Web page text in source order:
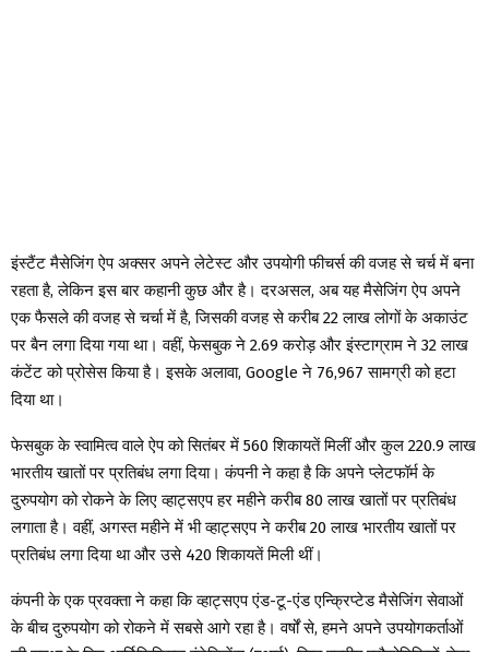
इंस्टैंट मैसेजिंग ऐप अक्सर अपने लेटेस्ट और उपयोगी फीचर्स की वजह से चर्च में बना
रहता है, लेकिन इस बार कहानी कुछ और है। दरअसल, अब यह मैसेजिंग ऐप अपने
एक फैसले की वजह से चर्चा में है, जिसकी वजह से करीब 22 लाख लोगों के अकाउंट
पर बैन लगा दिया गया था। वहीं, फेसबुक ने 2.69 करोड़ और इंस्टाग्राम ने 32 लाख
कंटेंट को प्रोसेस किया है। इसके अलावा, Google ने 76,967 सामग्री को हटा
दिया था।
फेसबुक के स्वामित्व वाले ऐप को सितंबर में 560 शिकायतें मिलीं और कुल 220.9 लाख
भारतीय खातों पर प्रतिबंध लगा दिया। कंपनी ने कहा है कि अपने प्लेटफॉर्म के
दुरुपयोग को रोकने के लिए व्हाट्सएप हर महीने करीब 80 लाख खातों पर प्रतिबंध
लगाता है। वहीं, अगस्त महीने में भी व्हाट्सएप ने करीब 20 लाख भारतीय खातों पर
प्रतिबंध लगा दिया था और उसे 420 शिकायतें मिली थीं।
कंपनी के एक प्रवक्ता ने कहा कि व्हाट्सएप एंड-टू-एंड एन्क्रिप्टेड मैसेजिंग सेवाओं
के बीच दुरुपयोग को रोकने में सबसे आगे रहा है। वर्षों से, हमने अपने उपयोगकर्ताओं